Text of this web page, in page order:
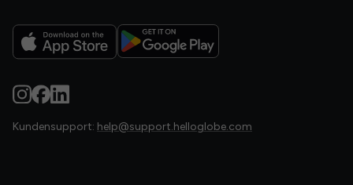
Kundensupport: help@support.helloglobe.com